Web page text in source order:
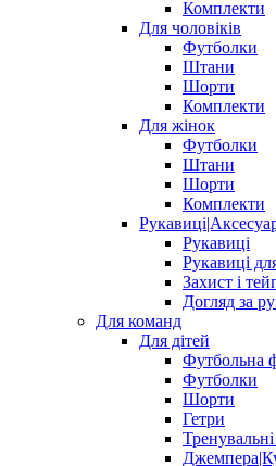
Комплекти
Для чоловіків
Футболки
Штани
Шорти
Комплекти
Для жінок
Футболки
Штани
Шорти
Комплекти
Рукавиці
Рукавиці
Захист і
Догляд за
Для команд
Для дітей
Футбольна
Футболки
Шорти
Гетри